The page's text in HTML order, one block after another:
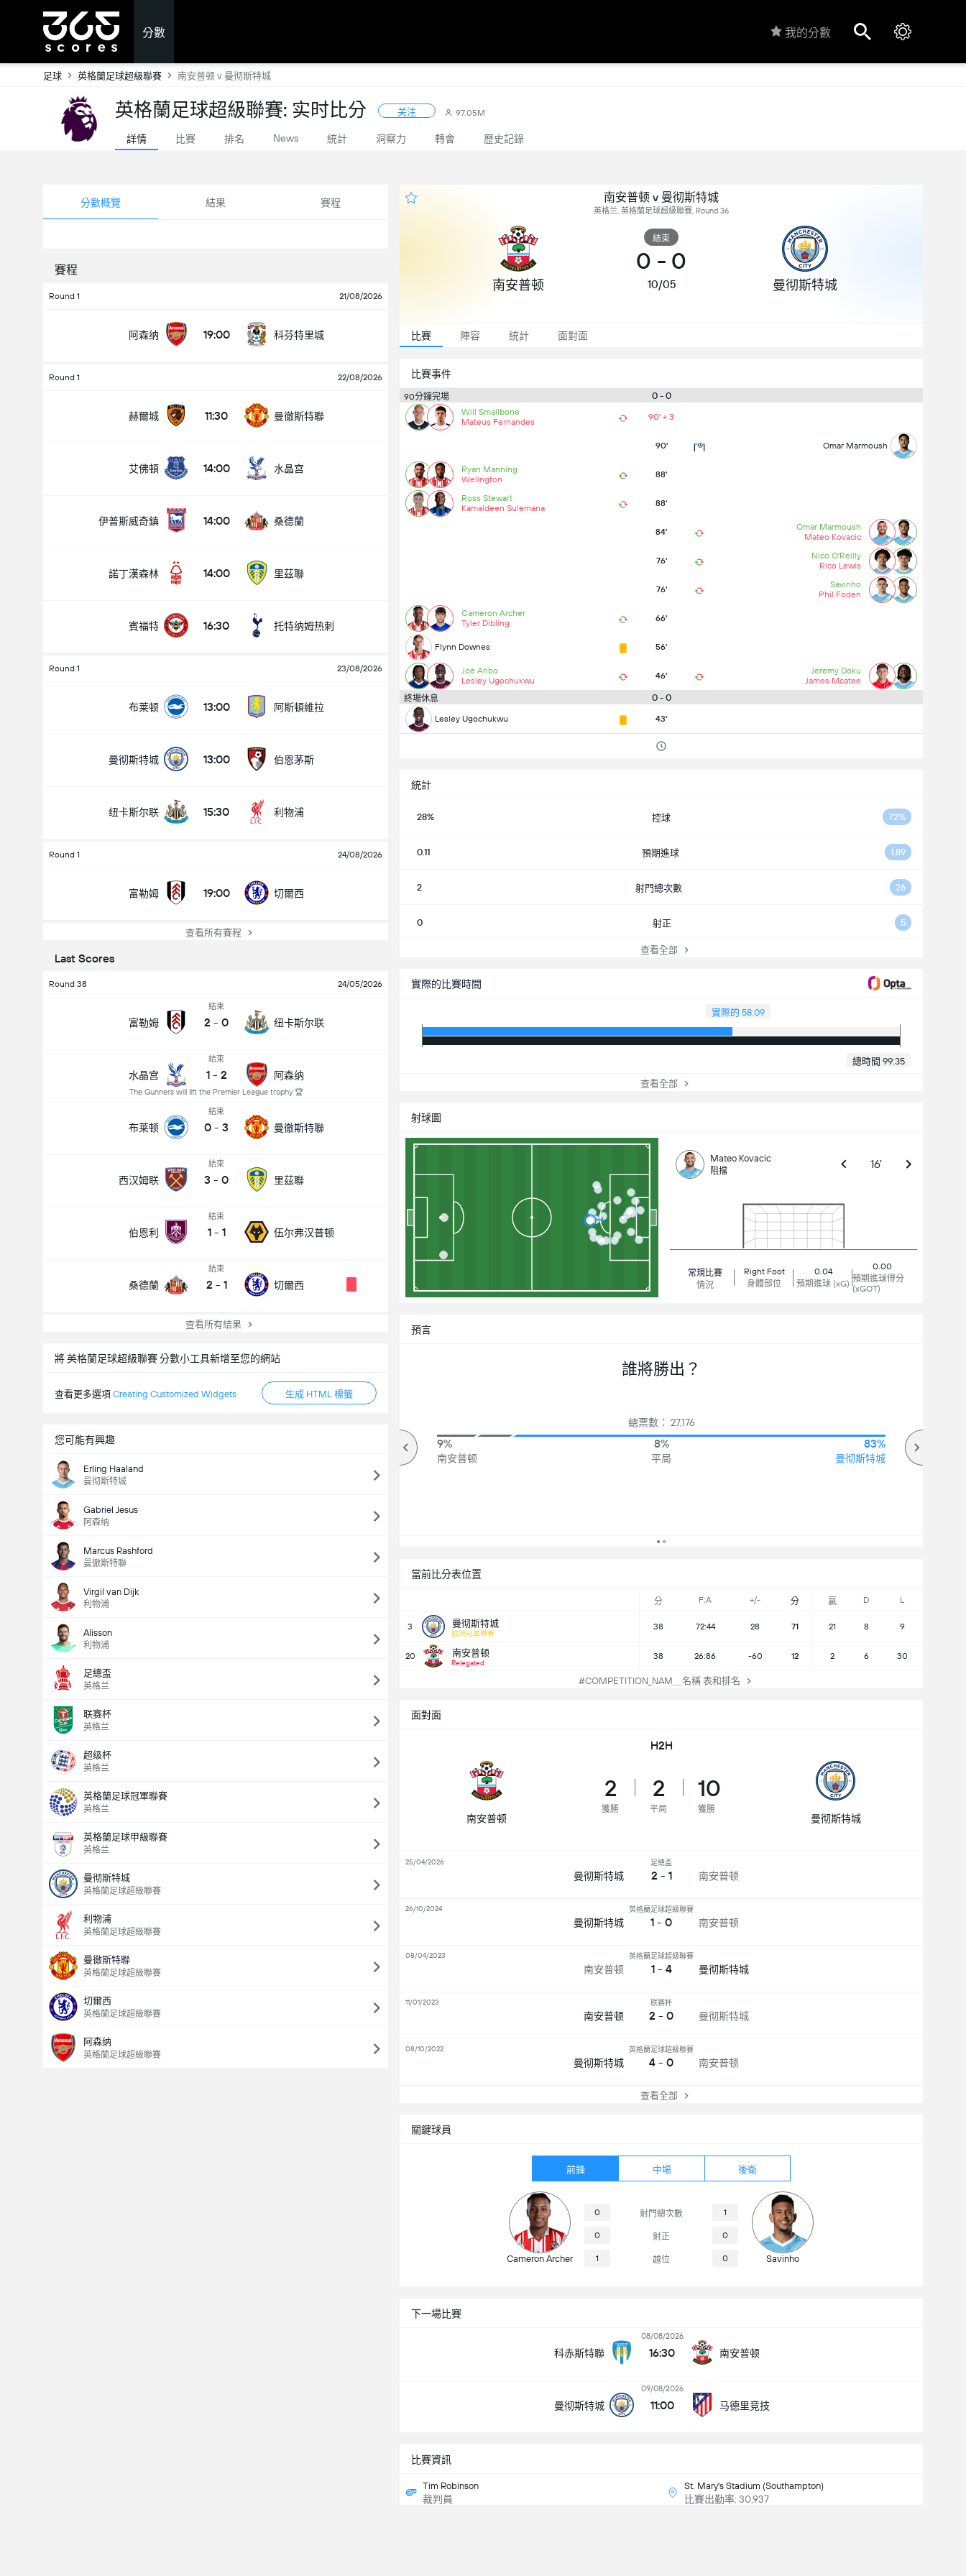
分數 我的分數
足球 英格蘭足球超級聯賽 南安普顿 v 曼彻斯特城
英格蘭足球超級聯賽: 实时比分 关注 97.05M
詳情 比賽 排名 News 統計 洞察力 轉會 歷史記錄
分數概覽 結果 賽程
賽程
Round 1 21/08/2026
阿森纳 19:00 科芬特里城
Round 1 22/08/2026
赫爾城 11:30 曼徹斯特聯
艾佛頓 14:00 水晶宫
伊普斯威奇鎮 14:00 桑德蘭
諾丁漢森林 14:00 里茲聯
賓福特 16:30 托特纳姆热刺
Round 1 23/08/2026
布莱顿 13:00 阿斯頓維拉
曼彻斯特城 13:00 伯恩茅斯
纽卡斯尔联 15:30 利物浦
Round 1 24/08/2026
富勒姆 19:00 切爾西
查看所有賽程
Last Scores
Round 38 24/05/2026
富勒姆
結束
2 - 0 纽卡斯尔联
水晶宫
結束
1 - 2
The Gunners will lift the Premier League trophy 🏆
阿森纳
布莱顿
結束
0 - 3 曼徹斯特聯
西汉姆联
結束
3 - 0 里茲聯
伯恩利
結束
1 - 1 伍尔弗汉普顿
桑德蘭
結束
2 - 1 切爾西
查看所有結果
將 英格蘭足球超級聯賽 分數小工具新增至您的網站
查看更多選項 Creating Customized Widgets 生成 HTML 標籤
您可能有興趣
Erling Haaland
曼彻斯特城
Gabriel Jesus
阿森纳
Marcus Rashford
曼徹斯特聯
Virgil van Dijk
利物浦
Alisson
利物浦
足總盃
英格兰
联赛杯
英格兰
超级杯
英格兰
英格蘭足球冠軍聯賽
英格兰
英格蘭足球甲級聯賽
英格兰
曼彻斯特城
英格蘭足球超級聯賽
利物浦
英格蘭足球超級聯賽
曼徹斯特聯
英格蘭足球超級聯賽
切爾西
英格蘭足球超級聯賽
阿森纳
英格蘭足球超級聯賽
南安普顿 v 曼彻斯特城
英格兰, 英格蘭足球超級聯賽, Round 36
南安普顿
結束
0 - 0
10/05 曼彻斯特城
比賽 陣容 統計 面對面
比賽事件
90分鐘完場 0 - 0
Will Smallbone
Mateus Fernandes
90' + 3
90' Omar Marmoush
Ryan Manning
Welington
88'
Ross Stewart
Kamaldeen Sulemana
88'
84'
Omar Marmoush
Mateo Kovacic
76'
Nico O'Reilly
Rico Lewis
76'
Savinho
Phil Foden
Cameron Archer
Tyler Dibling
66'
Flynn Downes 56'
Joe Aribo
Lesley Ugochukwu
46'
Jeremy Doku
James Mcatee
終場休息
0 - 0
Lesley Ugochukwu 43'
下一場比賽
科赤斯特聯
08/08/2026
16:30 南安普顿
曼彻斯特城
09/08/2026
11:00 马德里竞技
關鍵球員
前鋒 中場 後衛
Cameron Archer
0 射門總次數 1
0 射正 0
1 越位 0 Savinho
統計
28% 控球 72%
0.11 預期進球 1.89
2 射門總次數 26
0 射正 5
查看全部
實際的比賽時間
實際的 58:09
總時間 99:35
查看全部
射球圖
Mateo Kovacic
阻擋 16'
常規比賽
情況
Right Foot
身體部位
0.04
預期進球 (xG)
0.00
預期進球得分
(xGOT)
比賽資訊
Tim Robinson
裁判員
St. Mary's Stadium (Southampton)
比賽出勤率: 30,937
當前比分表位置
分 F:A +/- 分 贏 D L
3 曼彻斯特城
歐洲冠軍聯賽
38 72:44 28 71 21 8 9
20 南安普顿
Relegated
38 26:86 -60 12 2 6 30
#COMPETITION_NAM＿名稱 表和排名
預言
誰將勝出？
總票數： 27,176
9%
南安普顿
8%
平局
83%
曼彻斯特城
全場總得分 (2.5)
面對面
H2H
南安普顿
2
獲勝
2
平局
10
獲勝
曼彻斯特城
曼彻斯特城
足總盃
2 - 1 南安普顿
25/04/2026
曼彻斯特城
英格蘭足球超級聯賽
1 - 0 南安普顿
26/10/2024
南安普顿
英格蘭足球超級聯賽
1 - 4 曼彻斯特城
08/04/2023
南安普顿
联赛杯
2 - 0 曼彻斯特城
11/01/2023
曼彻斯特城
英格蘭足球超級聯賽
4 - 0 南安普顿
08/10/2022
查看全部